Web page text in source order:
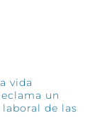
vida
un
de las